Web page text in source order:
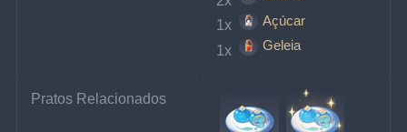
1x
Açúcar
1x
Geleia
Pratos Relacionados